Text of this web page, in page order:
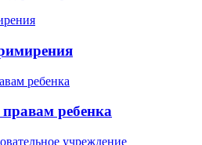
ребенка